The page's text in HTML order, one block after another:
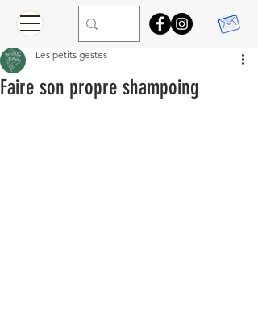
Faire son propre shampoing
Les petits gestes